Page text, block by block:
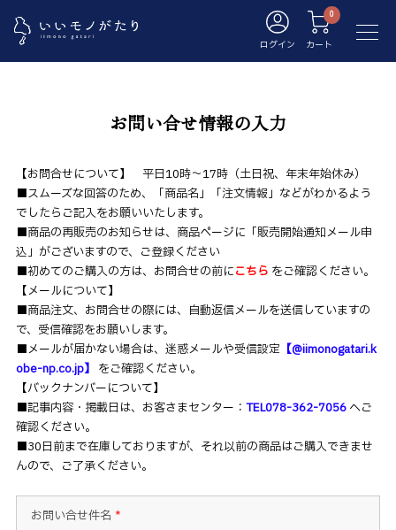
ログイン カート
お問い合せ情報の入力
【お問合せについて】 平日10時～17時（土日祝、年末年始休み）
■スムーズな回答のため、「商品名」「注文情報」などがわかるよう
でしたらご記入をお願いいたします。
■商品の再販売のお知らせは、商品ページに「販売開始通知メール申
込」がございますので、ご登録ください
■初めてのご購入の方は、お問合せの前にこちら をご確認ください。
【メールについて】
■商品注文、お問合せの際には、自動返信メールを送信していますの
で、受信確認をお願いします。
■メールが届かない場合は、迷惑メールや受信設定 【@iimonogatari.k
obe-np.co.jp】 をご確認ください。
【バックナンバーについて】
■記事内容・掲載日は、お客さまセンター： TEL078-362-7056 へご
確認ください。
■30日前まで在庫しておりますが、それ以前の商品はご購入できませ
んので、ご了承ください。
お問い合せ件名 *